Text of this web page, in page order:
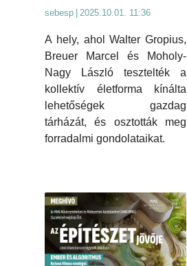
sebesp 2025.10.01. 11:36
A hely, ahol Walter Gropius,
Breuer Marcel és Moholy-
Nagy László tesztelték a
kollektív életforma kínálta
lehetőségek gazdag
tárházát, és osztották meg
forradalmi gondolataikat.